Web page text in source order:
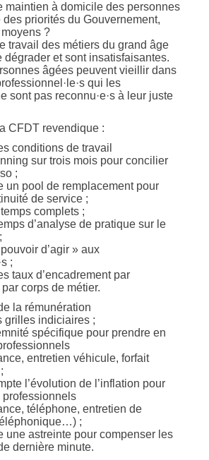
maintien à domicile des personnes
priorités du Gouvernement,
?
travail des métiers du grand âge
dégrader et sont insatisfaisantes.
âgées peuvent vieillir dans
qui les
sont pas reconnu·e·s à leur juste
CFDT revendique :
conditions de travail
sur trois mois pour concilier
;
un pool de remplacement pour
de service ;
complets ;
d’analyse de pratique sur le
d’agir » aux
;
taux d’encadrement par
corps de métier.
la rémunération
grilles indiciaires ;
spécifique pour prendre en
entretien véhicule, forfait
l’évolution de l’inflation pour
professionnels
téléphone, entretien de
;
une astreinte pour compenser les
dernière minute.